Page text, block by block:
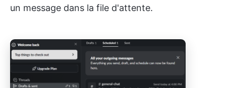
un message dans la file d'attente.